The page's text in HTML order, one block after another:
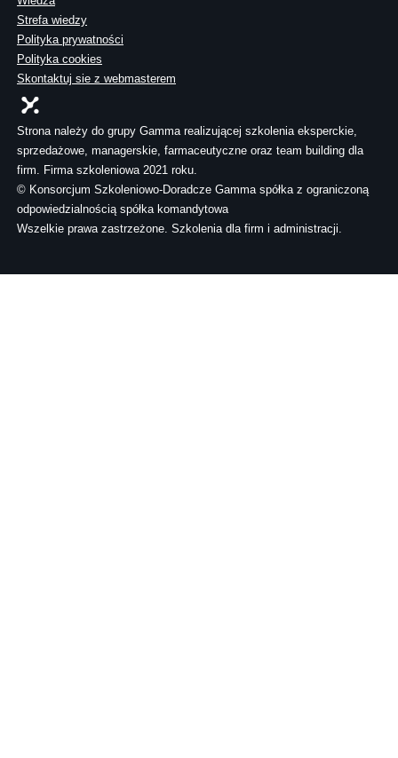
Strefa wiedzy
Polityka prywatności
Polityka cookies
Skontaktuj sie z webmasterem
Strona należy do grupy Gamma realizującej szkolenia eksperckie,
sprzedażowe, managerskie, farmaceutyczne oraz team building dla
firm. Firma szkoleniowa 2021 roku.
© Konsorcjum Szkoleniowo-Doradcze Gamma spółka z ograniczoną
odpowiedzialnością spółka komandytowa
Wszelkie prawa zastrzeżone. Szkolenia dla firm i administracji.